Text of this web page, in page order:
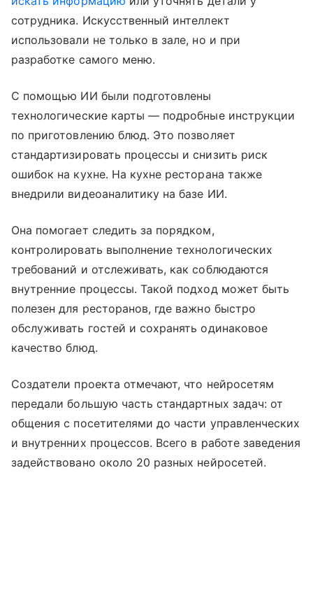
сотрудника. Искусственный интеллект
использовали не только в зале, но и при
разработке самого меню.
С помощью ИИ были подготовлены
технологические карты — подробные инструкции
по приготовлению блюд. Это позволяет
стандартизировать процессы и снизить риск
ошибок на кухне. На кухне ресторана также
внедрили видеоаналитику на базе ИИ.
Она помогает следить за порядком,
контролировать выполнение технологических
требований и отслеживать, как соблюдаются
внутренние процессы. Такой подход может быть
полезен для ресторанов, где важно быстро
обслуживать гостей и сохранять одинаковое
качество блюд.
Создатели проекта отмечают, что нейросетям
передали большую часть стандартных задач: от
общения с посетителями до части управленческих
и внутренних процессов. Всего в работе заведения
задействовано около 20 разных нейросетей.